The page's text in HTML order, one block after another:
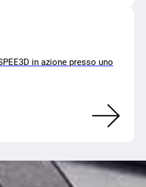
in azione presso uno